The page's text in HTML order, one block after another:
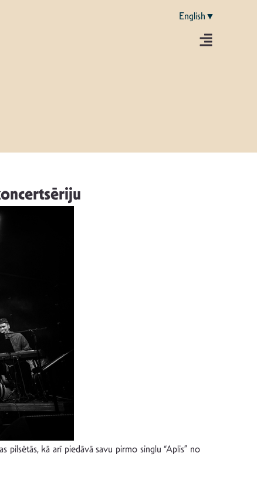
English▼
pilsētās, kā arī piedāvā savu pirmo singlu “Aplis” no